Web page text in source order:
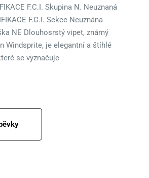
F.C.I. Skupina N. Neuznaná
F.C.I. Sekce Neuznána
NE Dlouhosrstý vipet, známý
Windsprite, je elegantní a štíhlé
se vyznačuje